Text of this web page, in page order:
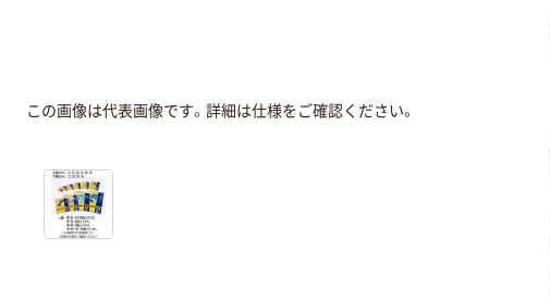
この画像は代表画像です。詳細は仕様をご確認ください。